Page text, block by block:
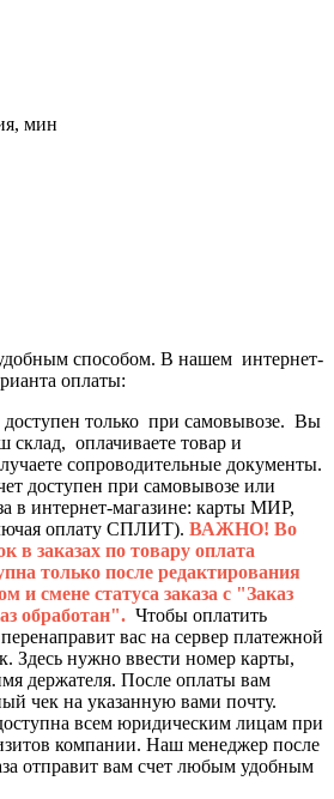
мин
способом. В нашем интернет-
оплаты:
только при самовывозе. Вы
склад, оплачиваете товар и
сопроводительные документы.
доступен при самовывозе или
в интернет-магазине: карты МИР,
оплату СПЛИТ). ВАЖНО! Во
в заказах по товару оплата
только после редактирования
и смене статуса заказа с "Заказ
обработан". Чтобы оплатить
вас на сервер платежной
Здесь нужно ввести номер карты,
держателя. После оплаты вам
чек на указанную вами почту.
всем юридическим лицам при
компании. Наш менеджер после
отправит вам счет любым удобным